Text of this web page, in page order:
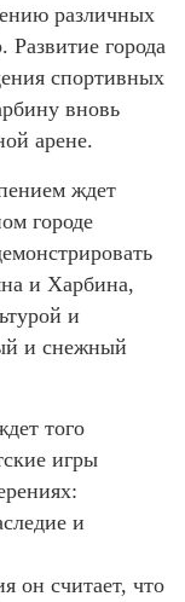
различных
города
спортивных
вновь
арене.
ждет
городе
и Харбина,
и
и снежный
того
игры
и
он считает, что